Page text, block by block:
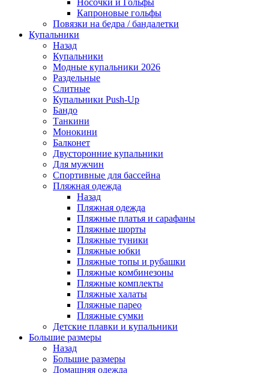
Носочки и Гольфы
Капроновые гольфы
Повязки на бедра / бандалетки
Купальники
Назад
Купальники
Модные купальники 2026
Раздельные
Слитные
Купальники Push-Up
Бандо
Танкини
Монокини
Балконет
Двусторонние купальники
Для мужчин
Спортивные для бассейна
Пляжная одежда
Назад
Пляжная одежда
Пляжные платья и сарафаны
Пляжные шорты
Пляжные туники
Пляжные юбки
Пляжные топы и рубашки
Пляжные комбинезоны
Пляжные комплекты
Пляжные халаты
Пляжные парео
Пляжные сумки
Детские плавки и купальники
Большие размеры
Назад
Большие размеры
Домашняя одежда